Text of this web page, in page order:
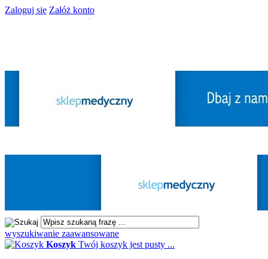
Zaloguj się Załóż konto
wyszukiwanie zaawansowane
Koszyk Twój koszyk jest pusty ...